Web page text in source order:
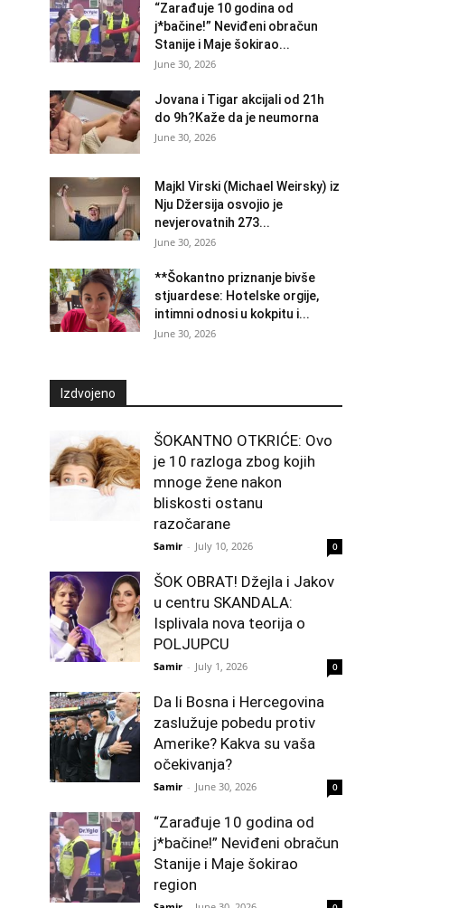
“Zarađuje 10 godina od
j*bačine!” Neviđeni obračun
Stanije i Maje šokirao...
June 30, 2026
Jovana i Tigar akcijali od 21h
do 9h?Kaže da je neumorna
June 30, 2026
Majkl Virski (Michael Weirsky) iz
Nju Džersija osvojio je
nevjerovatnih 273...
June 30, 2026
**Šokantno priznanje bivše
stjuardese: Hotelske orgije,
intimni odnosi u kokpitu i...
June 30, 2026
Izdvojeno
ŠOKANTNO OTKRIĆE: Ovo
je 10 razloga zbog kojih
mnoge žene nakon
bliskosti ostanu
razočarane
Samir - July 10, 2026 0
ŠOK OBRAT! Džejla i Jakov
u centru SKANDALA:
Isplivala nova teorija o
POLJUPCU
Samir - July 1, 2026 0
Da li Bosna i Hercegovina
zaslužuje pobedu protiv
Amerike? Kakva su vaša
očekivanja?
Samir - June 30, 2026 0
“Zarađuje 10 godina od
j*bačine!” Neviđeni obračun
Stanije i Maje šokirao
region